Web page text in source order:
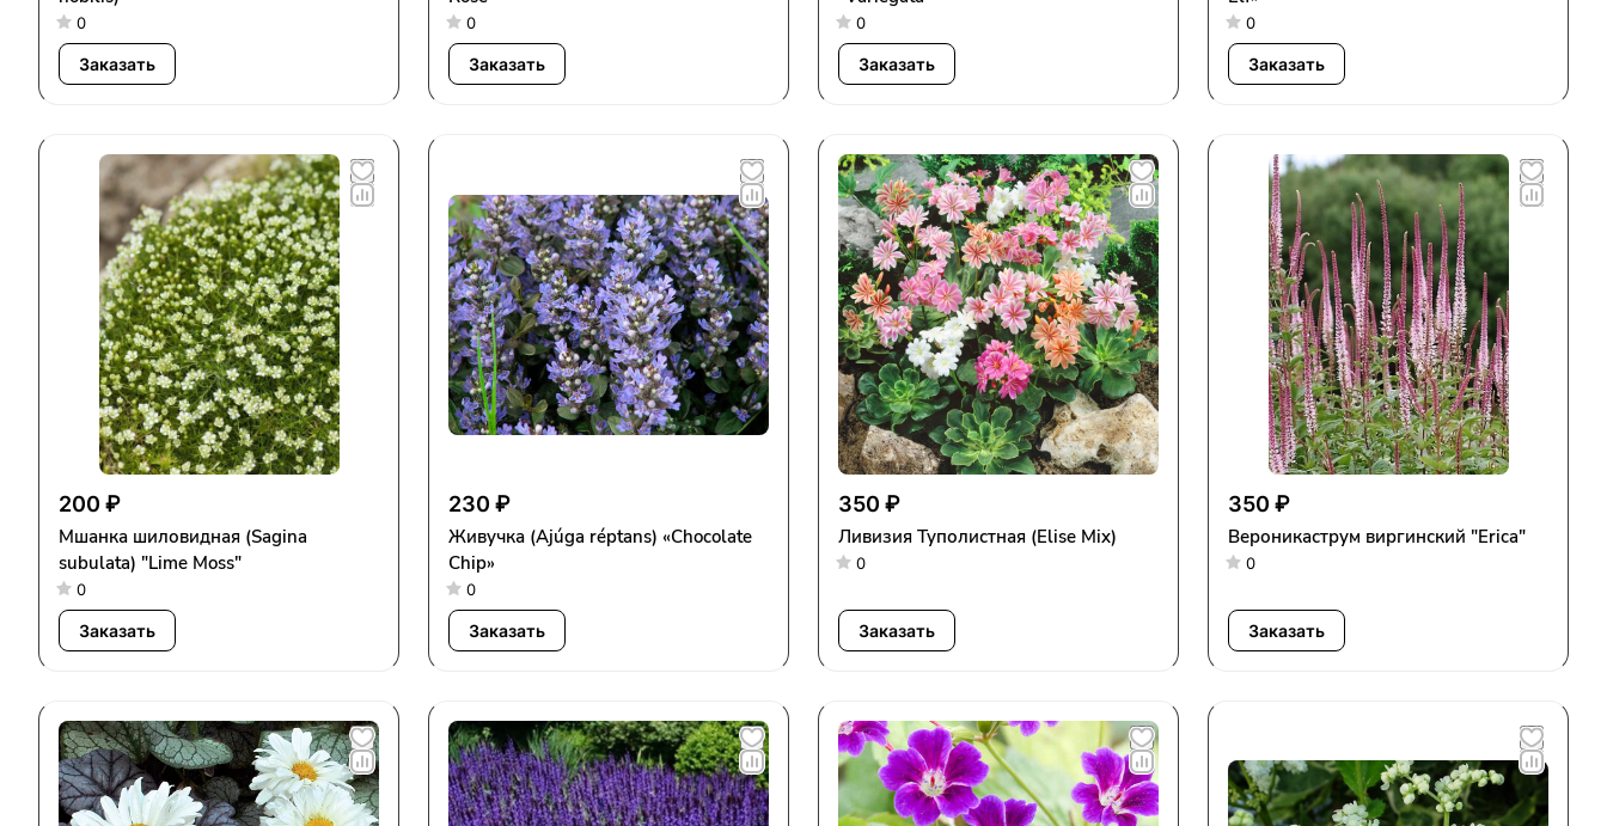
0
Заказать
0
Заказать
0
Заказать
0
Заказать
200 ₽
Мшанка шиловидная (Sagina
subulata) "Lime Moss"
0
Заказать
230 ₽
Живучка (Ajúga réptans) «Chocolate
Chip»
0
Заказать
350 ₽
Ливизия Туполистная (Elise Mix)
0
Заказать
350 ₽
Вероникаструм виргинский "Erica"
0
Заказать